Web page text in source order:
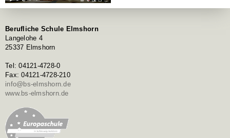
Berufliche Schule Elmshorn
Langelohe 4
25337 Elmshorn
Tel: 04121-4728-0
Fax: 04121-4728-210
info@bs-elmshorn.de
www.bs-elmshorn.de